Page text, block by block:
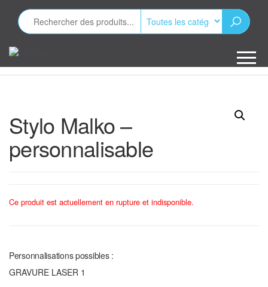
contenu
publicitaires
Stylo Malko –
personnalisable
Ce produit est actuellement en rupture et indisponible.
Personnalisations possibles :
GRAVURE LASER 1